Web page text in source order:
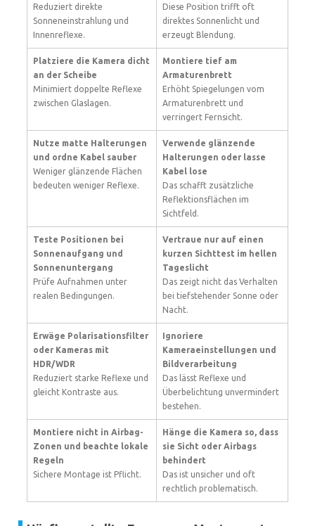
Reduziert direkte
Sonneneinstrahlung und
Innenreflexe.
Diese Position trifft oft
direktes Sonnenlicht und
erzeugt Blendung.
Platziere die Kamera dicht
an der Scheibe
Minimiert doppelte Reflexe
zwischen Glaslagen.
Montiere tief am
Armaturenbrett
Erhöht Spiegelungen vom
Armaturenbrett und
verringert Fernsicht.
Nutze matte Halterungen
und ordne Kabel sauber
Weniger glänzende Flächen
bedeuten weniger Reflexe.
Verwende glänzende
Halterungen oder lasse
Kabel lose
Das schafft zusätzliche
Reflektionsflächen im
Sichtfeld.
Teste Positionen bei
Sonnenaufgang und
Sonnenuntergang
Prüfe Aufnahmen unter
realen Bedingungen.
Vertraue nur auf einen
kurzen Sichttest im hellen
Tageslicht
Das zeigt nicht das Verhalten
bei tiefstehender Sonne oder
Nacht.
Erwäge Polarisationsfilter
oder Kameras mit
HDR/WDR
Reduziert starke Reflexe und
gleicht Kontraste aus.
Ignoriere
Kameraeinstellungen und
Bildverarbeitung
Das lässt Reflexe und
Überbelichtung unvermindert
bestehen.
Montiere nicht in Airbag-
Zonen und beachte lokale
Regeln
Sichere Montage ist Pflicht.
Hänge die Kamera so, dass
sie Sicht oder Airbags
behindert
Das ist unsicher und oft
rechtlich problematisch.